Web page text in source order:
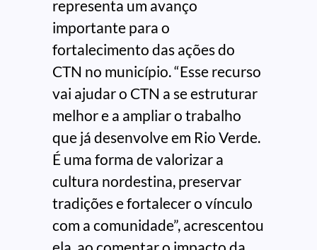
representa um avanço
importante para o
fortalecimento das ações do
CTN no município. “Esse recurso
vai ajudar o CTN a se estruturar
melhor e a ampliar o trabalho
que já desenvolve em Rio Verde.
É uma forma de valorizar a
cultura nordestina, preservar
tradições e fortalecer o vínculo
com a comunidade”, acrescentou